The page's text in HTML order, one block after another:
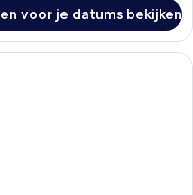
voor je datums bekijken
slaapkamer met een bed,